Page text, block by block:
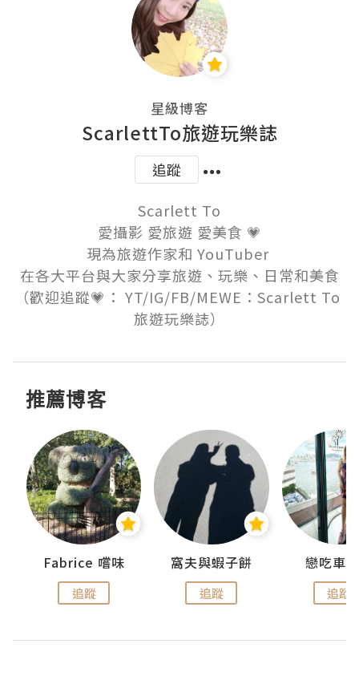
星級博客
ScarlettTo旅遊玩樂誌
追蹤
Scarlett To
愛攝影 愛旅遊 愛美食 💗
現為旅遊作家和 YouTuber
在各大平台與大家分享旅遊、玩樂、日常和美食
（歡迎追蹤💗： YT/IG/FB/MEWE：Scarlett To
旅遊玩樂誌）
推薦博客
Fabrice 嚐味
追蹤
窩夫與蝦子餅
追蹤
戀吃車
追蹤